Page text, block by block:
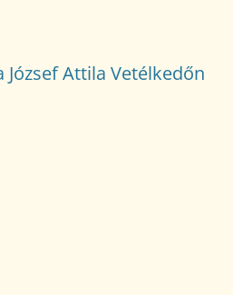
József Attila Vetélkedőn